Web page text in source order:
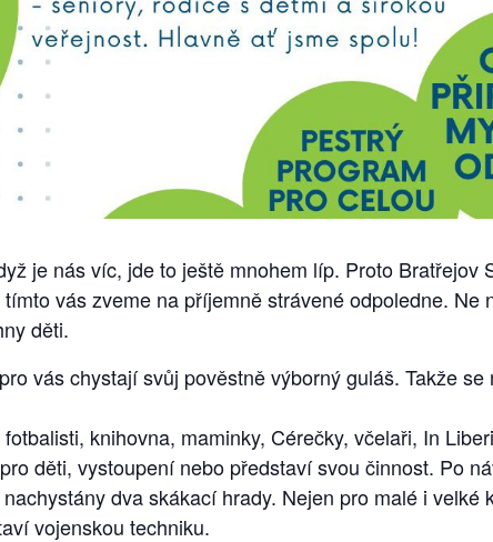
je nás víc, jde to ještě mnohem líp. Proto Bratřejov
vás zveme na příjemně strávené odpoledne. Ne
děti.
vás chystají svůj pověstně výborný guláš. Takže
knihovna, maminky, Cérečky, včelaři, In
děti, vystoupení nebo představí svou činnost. Po
dva skákací hrady. Nejen pro malé i velké
vojenskou techniku.